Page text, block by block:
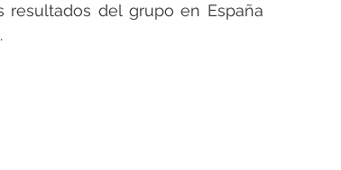
del grupo en España